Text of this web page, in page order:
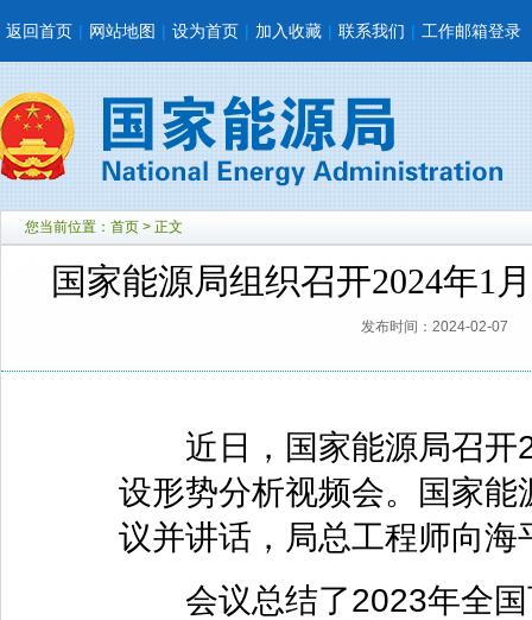
返回首页 | 网站地图 | 设为首页 | 加入收藏 | 联系我们 | 工作邮箱登录
您当前位置： 首页 > 正文
国家能源局组织召开2024年1
发布时间：2024-02-07
近日，国家能源局召开
设形势分析视频会。国家
议并讲话，局总工程师向海
会议总结了2023年全国